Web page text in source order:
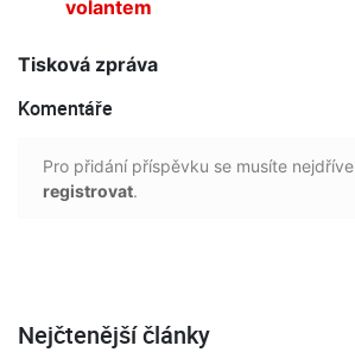
volantem
Tisková zpráva
Komentáře
Pro přidání příspěvku se musíte nejdříve
registrovat.
Nejčtenější články